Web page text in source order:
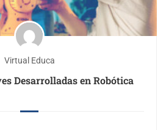
Virtual Educa
Desarrolladas en Robótica